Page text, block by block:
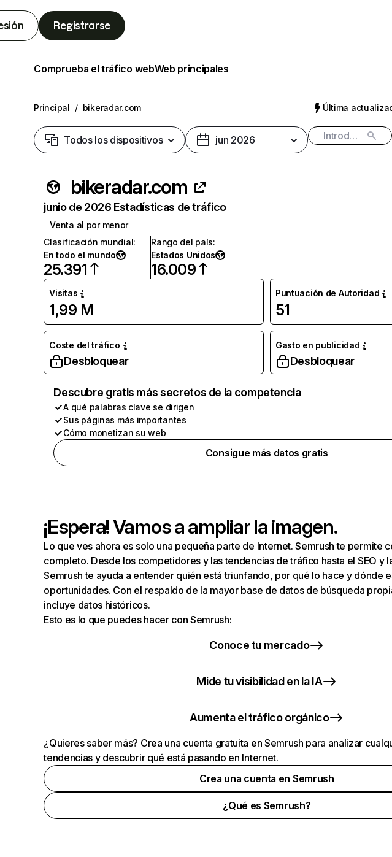
Registrarse
Comprueba el tráfico webWeb principales
Principal / bikeradar.com Última
Todos los dispositivos jun 2026
bikeradar.com
junio de 2026 Estadísticas de tráfico
Venta al por menor
Clasificación mundial:
En todo el mundo
25.391
Rango del país:
Estados Unidos
16.009
Visitas
1,99 M
Puntuación de Autoridad
51
Coste del tráfico
Desbloquear
Gasto en publicidad
Desbloquear
Descubre gratis más secretos de la competencia
A qué palabras clave se dirigen
Sus páginas más importantes
Cómo monetizan su web
Consigue más datos gratis
¡Espera! Vamos a ampliar la imagen.
Lo que ves ahora es solo una pequeña parte de Internet. Semrush te permite
completo. Desde los competidores y las tendencias de tráfico hasta el SEO y
Semrush te ayuda a entender quién está triunfando, por qué lo hace y dónde
oportunidades. Con el respaldo de la mayor base de datos de búsqueda
incluye datos históricos.
Esto es lo que puedes hacer con Semrush:
Conoce tu mercado
Mide tu visibilidad en la IA
Aumenta el tráfico orgánico
¿Quieres saber más? Crea una cuenta gratuita en Semrush para analizar
tendencias y descubrir qué está pasando en Internet.
Crea una cuenta en Semrush
¿Qué es Semrush?